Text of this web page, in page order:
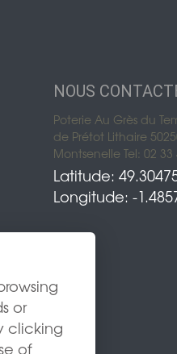
NOUS
Poterie Au Grès du
de Prétot Lithaire
Montsenelle Tel: 02 33
Latitude:
Longitude: -
or
clicking
of